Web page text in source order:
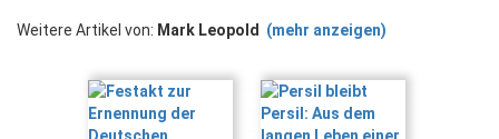
Weitere Artikel von: Mark Leopold (mehr anzeigen)